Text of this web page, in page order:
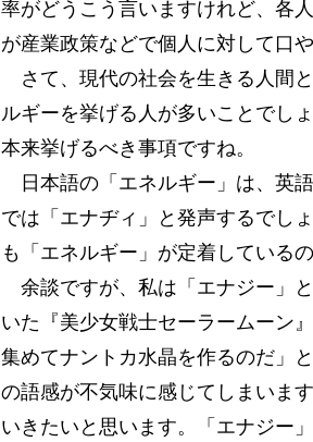
率がどうこう言いますけれど、各
が産業政策などで個人に対して口
さて、現代の社会を生きる人間
ルギーを挙げる人が多いことでし
本来挙げるべき事項ですね。
日本語の「エネルギー」は、英
では「エナヂィ」と発声するでし
も「エネルギー」が定着している
余談ですが、私は「エナジー」
いた『美少女戦士セーラームーン
集めてナントカ水晶を作るのだ」
の語感が不気味に感じてしまいま
いきたいと思います。「エナジー